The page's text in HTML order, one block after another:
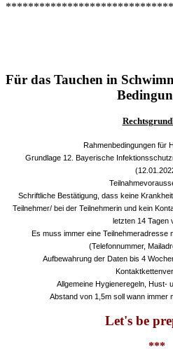
Für das Tauchen in
Rahmenbedingungen für
Grundlage 12. Bayerische
Schriftliche Bestätigung, dass keine
Teilnehmer/ bei der Teilnehmerin und kein
letzten 14 Tagen
Es muss immer eine Teilnehmeradresse
(Telefonnummer,
Aufbewahrung der Daten bis 4
Allgemeine Hygieneregeln, Hust-
Abstand von 1,5m soll wann immer
Let's be
***